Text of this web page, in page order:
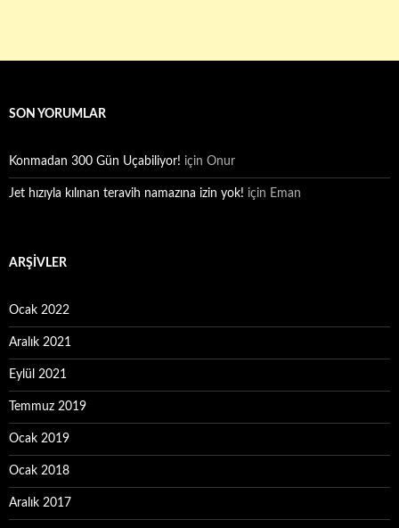
SON YORUMLAR
Konmadan 300 Gün Uçabiliyor! için Onur
Jet hızıyla kılınan teravih namazına izin yok! için Eman
ARŞIVLER
Ocak 2022
Aralık 2021
Eylül 2021
Temmuz 2019
Ocak 2019
Ocak 2018
Aralık 2017